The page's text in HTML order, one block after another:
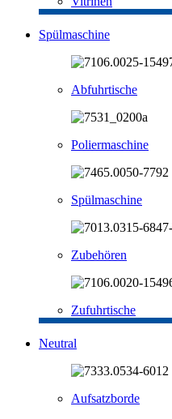
Spülmaschine
Abfuhrtische
Poliermaschine
Spülmaschine
Zubehören
Zufuhrtische
Neutral
Aufsatzborde